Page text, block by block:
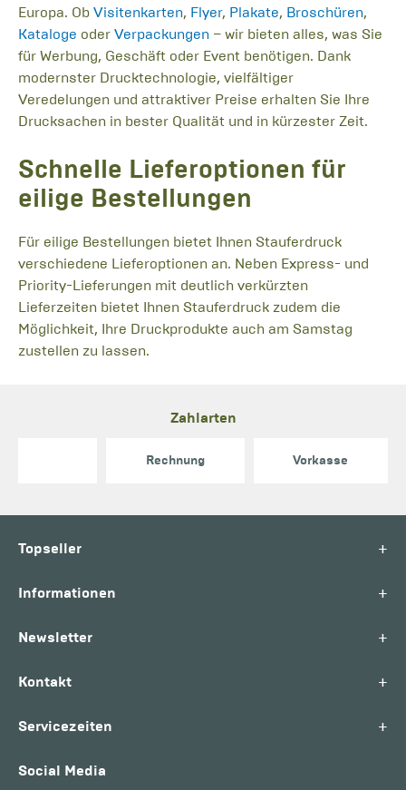
Europa. Ob Visitenkarten, Flyer, Plakate, Broschüren,
Kataloge oder Verpackungen – wir bieten alles, was Sie
für Werbung, Geschäft oder Event benötigen. Dank
modernster Drucktechnologie, vielfältiger
Veredelungen und attraktiver Preise erhalten Sie Ihre
Drucksachen in bester Qualität und in kürzester Zeit.
Schnelle Lieferoptionen für
eilige Bestellungen
Für eilige Bestellungen bietet Ihnen Stauferdruck
verschiedene Lieferoptionen an. Neben Express- und
Priority-Lieferungen mit deutlich verkürzten
Lieferzeiten bietet Ihnen Stauferdruck zudem die
Möglichkeit, Ihre Druckprodukte auch am Samstag
zustellen zu lassen.
Zahlarten
Rechnung Vorkasse
Topseller +
Informationen +
Newsletter +
Kontakt +
Servicezeiten +
Social Media